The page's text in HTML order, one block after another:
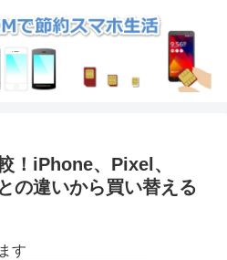
！iPhone、Pixel、
の違いから買い替える
す